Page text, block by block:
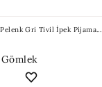
Pelenk Gri Tivil İpek Pijama...